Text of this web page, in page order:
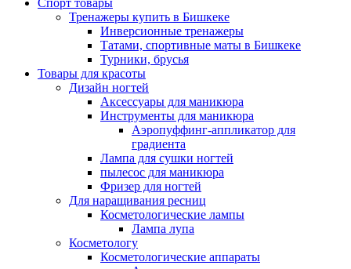
Тренажеры купить в Бишкеке
Инверсионные тренажеры
Татами, спортивные маты в Бишкеке
Турники, брусья
Товары для красоты
Дизайн ногтей
Аксессуары для маникюра
Инструменты для маникюра
Аэропуффинг-аппликатор для
градиента
Лампа для сушки ногтей
пылесос для маникюра
Фризер для ногтей
Для наращивания ресниц
Косметологические лампы
Лампа лупа
Косметологу
Косметологические аппараты